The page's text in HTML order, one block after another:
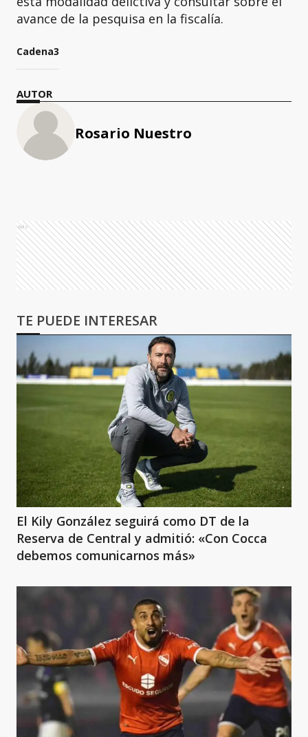
avance de la pesquisa en la fiscalía.
Cadena3
AUTOR
Rosario Nuestro
Ads
TE PUEDE INTERESAR
El Kily González seguirá como DT de la
Reserva de Central y admitió: «Con Cocca
debemos comunicarnos más»